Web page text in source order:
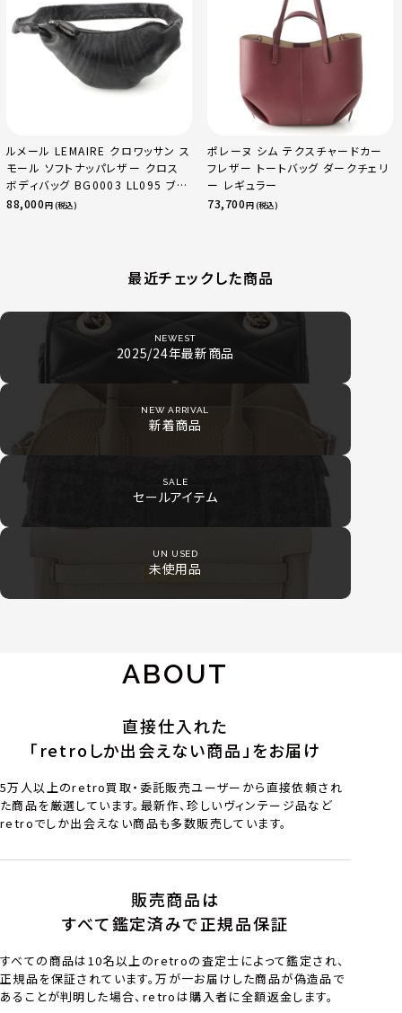
ルメール LEMAIRE クロワッサン ス
モール ソフトナッパレザー クロス
ボディバッグ BG0003 LL095 ブラ
ック
88,000円 (税込)
ポレーヌ シム テクスチャードカー
フレザー トートバッグ ダークチェリ
ー レギュラー
73,700円 (税込)
最近チェックした商品
NEWEST
2025/24年最新商品
NEW ARRIVAL
新着商品
SALE
セールアイテム
UN USED
未使用品
ABOUT
直接仕入れた
「retroしか出会えない商品」をお届け
5万人以上のretro買取・委託販売ユーザーから直接依頼され
た商品を厳選しています。最新作、珍しいヴィンテージ品など
retroでしか出会えない商品も多数販売しています。
販売商品は
すべて鑑定済みで正規品保証
すべての商品は10名以上のretroの査定士によって鑑定され、
正規品を保証されています。万が一お届けした商品が偽造品で
あることが判明した場合、retroは購入者に全額返金します。